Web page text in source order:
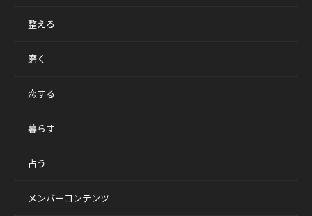
整える
磨く
恋する
暮らす
占う
メンバーコンテンツ